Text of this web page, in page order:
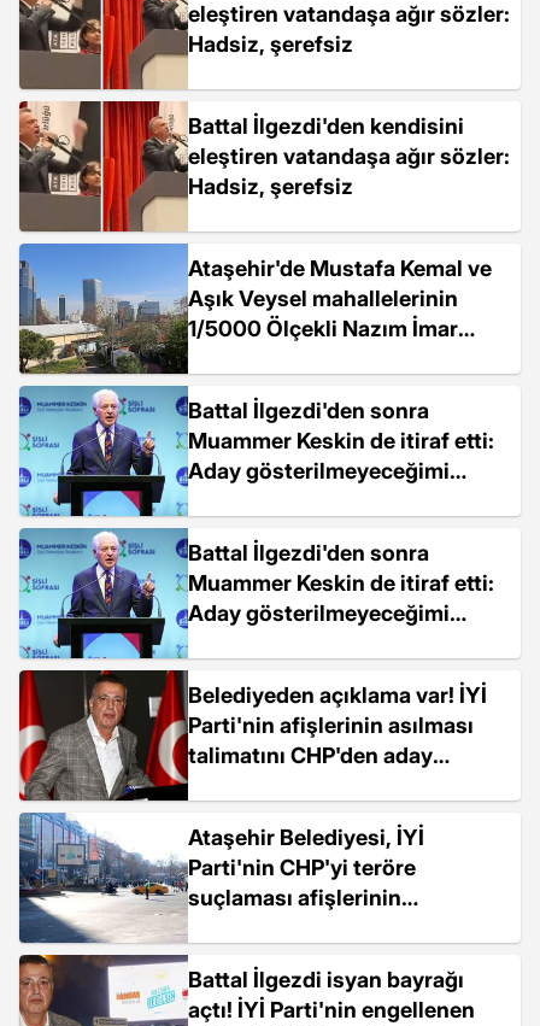
eleştiren vatandaşa ağır sözler:
Hadsiz, şerefsiz
Battal İlgezdi'den kendisini
eleştiren vatandaşa ağır sözler:
Hadsiz, şerefsiz
Ataşehir'de Mustafa Kemal ve
Aşık Veysel mahallelerinin
1/5000 Ölçekli Nazım İmar
Battal İlgezdi'den sonra
Muammer Keskin de itiraf etti:
Aday gösterilmeyeceğimi
Battal İlgezdi'den sonra
Muammer Keskin de itiraf etti:
Aday gösterilmeyeceğimi
Belediyeden açıklama var! İYİ
Parti'nin afişlerinin asılması
talimatını CHP'den aday
Ataşehir Belediyesi, İYİ
Parti'nin CHP'yi teröre
suçlaması afişlerinin
Battal İlgezdi isyan bayrağı
açtı! İYİ Parti'nin engellenen